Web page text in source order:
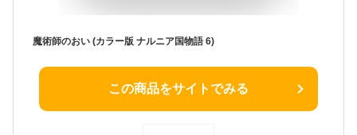
魔術師のおい (カラー版 ナルニア国物語 6)
この商品をサイトでみる